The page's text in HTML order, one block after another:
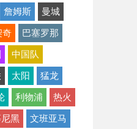
詹姆斯 曼城
奇 巴塞罗那
中国队
太阳 猛龙
利物浦 热火
黑 文班亚马